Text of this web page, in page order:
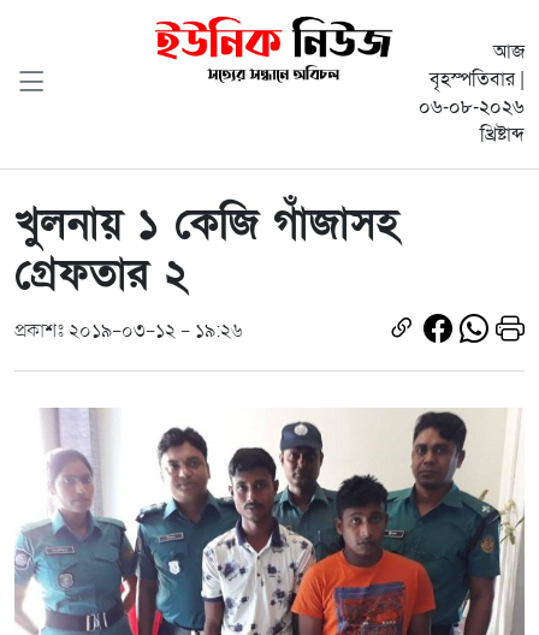
আজ
বৃহস্পতিবার |
০৬-০৮-২০২৬
খ্রিষ্টাব্দ
খুলনায় ১ কেজি গাঁজাসহ
গ্রেফতার ২
প্রকাশঃ ২০১৯-০৩-১২ - ১৯:২৬